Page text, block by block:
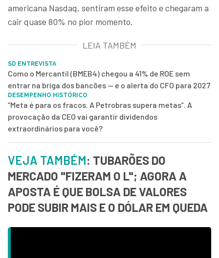
americana Nasdaq, sentiram esse efeito e chegaram a
cair quase 80% no pior momento.
LEIA TAMBÉM
SD ENTREVISTA
Como o Mercantil (BMEB4) chegou a 41% de ROE sem
entrar na briga dos bancões — e o alerta do CFO para 2027
DESEMPENHO HISTÓRICO
“Meta é para os fracos. A Petrobras supera metas”. A
provocação da CEO vai garantir dividendos
extraordinários para você?
VEJA TAMBÉM: TUBARÕES DO
MERCADO "FIZERAM O L"; AGORA A
APOSTA É QUE BOLSA DE VALORES
PODE SUBIR MAIS E O DÓLAR EM QUEDA